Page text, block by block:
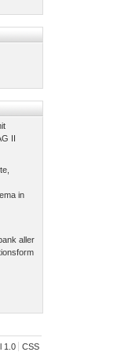
II
in
aller
1.0 CSS